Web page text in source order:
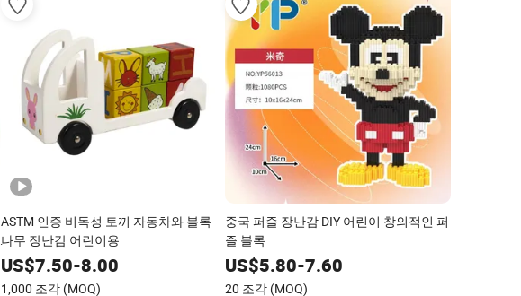
ASTM 인증 비독성 토끼 자동차와 블록
나무 장난감 어린이용
US$7.50-8.00
1,000 조각 (MOQ)
중국 퍼즐 장난감 DIY 어린이 창의적인 퍼
즐 블록
US$5.80-7.60
20 조각 (MOQ)